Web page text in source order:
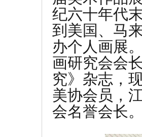
纪六十年代
到美国、马
办个人画展
画研究会会
究》杂志，
美协会员，
会名誉会长